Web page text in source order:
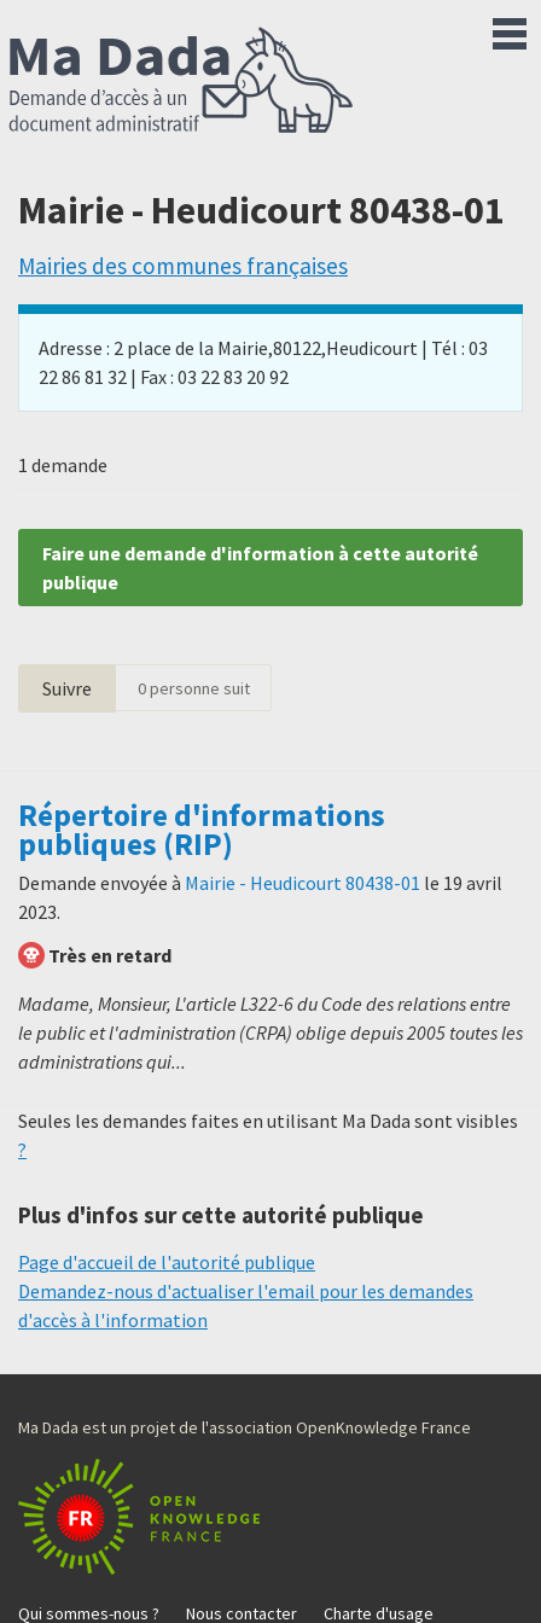
Mairie - Heudicourt 80438-01
Mairies des communes françaises
Adresse : 2 place de la Mairie,80122,Heudicourt | Tél : 03
22 86 81 32 | Fax : 03 22 83 20 92
1 demande
Faire une demande d'information à cette autorité
publique
Suivre 0personne suit
Répertoire d'informations
publiques (RIP)
Demande envoyée à Mairie - Heudicourt 80438-01 le 19 avril
2023.
Très en retard
Madame, Monsieur, L'article L322-6 du Code des relations entre
le public et l'administration (CRPA) oblige depuis 2005 toutes les
administrations qui...
Seules les demandes faites en utilisant Ma Dada sont visibles
?
Plus d'infos sur cette autorité publique
Page d'accueil de l'autorité publique
Demandez-nous d'actualiser l'email pour les demandes
d'accès à l'information
Ma Dada est un projet de l'association OpenKnowledge France
Qui sommes-nous ? Nous contacter Charte d'usage